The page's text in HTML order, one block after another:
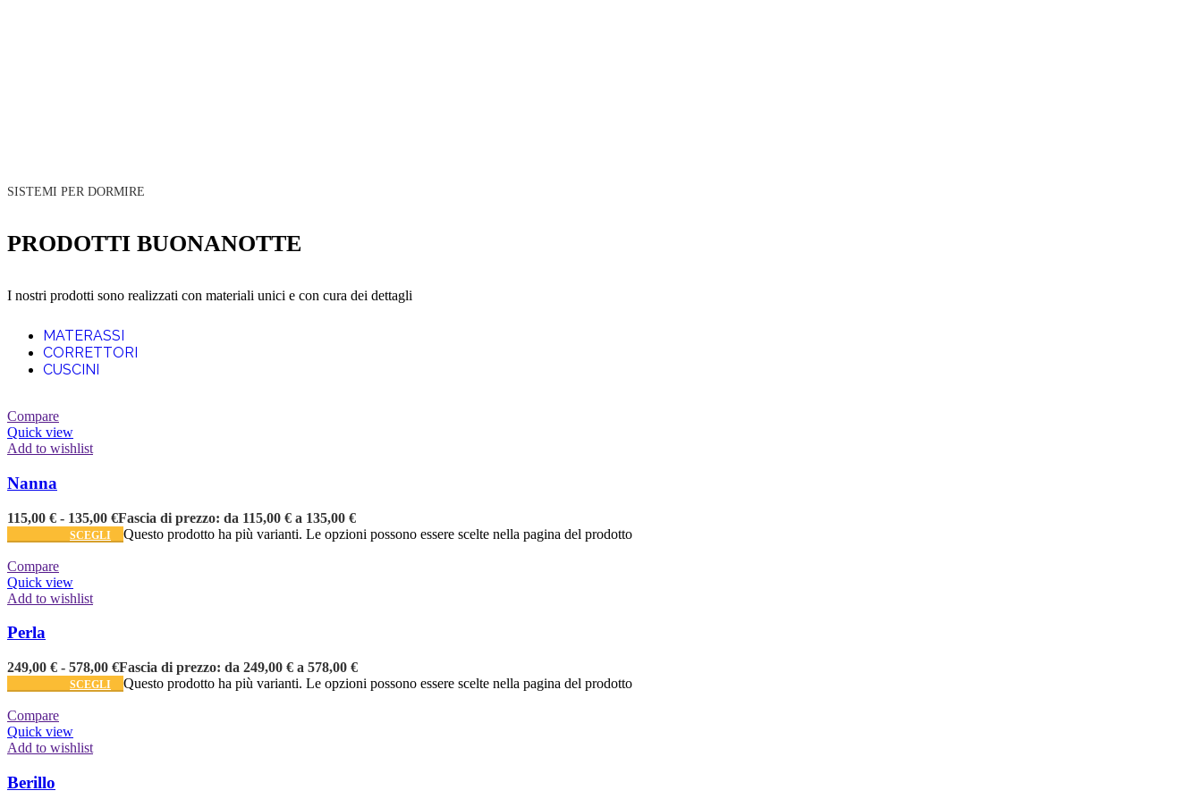
SISTEMI PER DORMIRE
PRODOTTI BUONANOTTE
I nostri prodotti sono realizzati con materiali unici e con cura dei dettagli
MATERASSI
CORRETTORI
CUSCINI
Compare
Quick view
Add to wishlist
Nanna
115,00 € - 135,00 €Fascia di prezzo: da 115,00 € a 135,00 €
SCEGLI Questo prodotto ha più varianti. Le opzioni possono essere scelte nella pagina del prodotto
Compare
Quick view
Add to wishlist
Perla
249,00 € - 578,00 €Fascia di prezzo: da 249,00 € a 578,00 €
SCEGLI Questo prodotto ha più varianti. Le opzioni possono essere scelte nella pagina del prodotto
Compare
Quick view
Add to wishlist
Berillo